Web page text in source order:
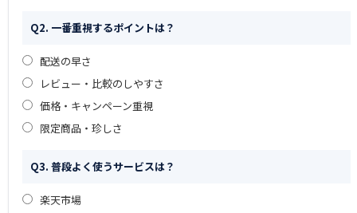
Q2. 一番重視するポイントは？
配送の早さ
レビュー・比較のしやすさ
価格・キャンペーン重視
限定商品・珍しさ
Q3. 普段よく使うサービスは？
楽天市場